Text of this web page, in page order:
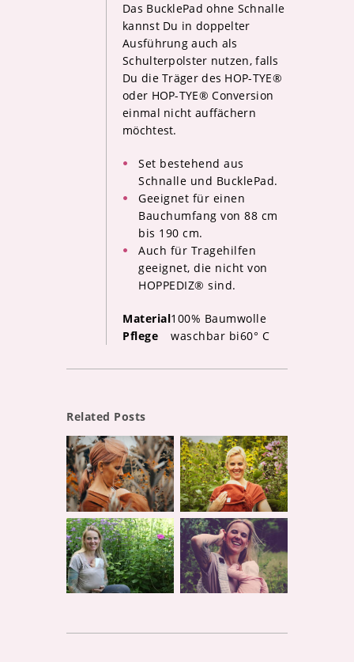
Das BucklePad ohne Schnalle
kannst Du in doppelter
Ausführung auch als
Schulterpolster nutzen, falls
Du die Träger des HOP-TYE®
oder HOP-TYE® Conversion
einmal nicht auffächern
möchtest.
Set bestehend aus
Schnalle und BucklePad.
Geeignet für einen
Bauchumfang von 88 cm
bis 190 cm.
Auch für Tragehilfen
geeignet, die nicht von
HOPPEDIZ® sind.
Material100% Baumwolle
Pflege
waschbar bi60° C
Related Posts